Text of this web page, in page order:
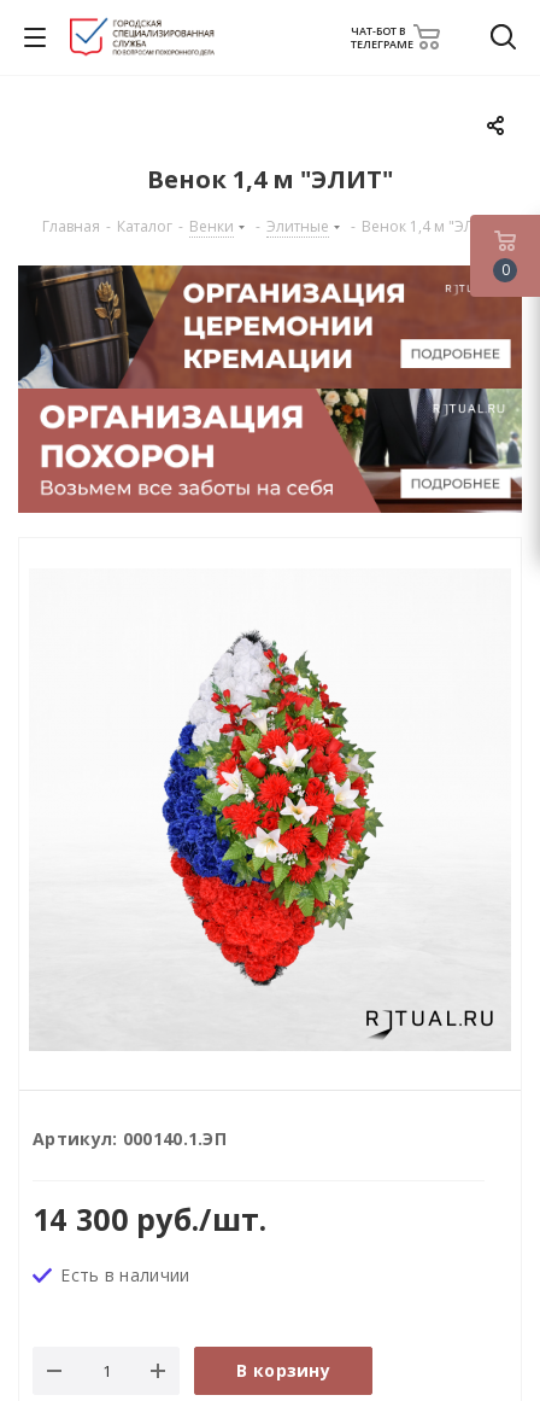
ЧАТ-БОТ В
ТЕЛЕГРАМЕ
Венок 1,4 м "ЭЛИТ"
Главная - Каталог - Венки - Элитные - Венок 1,4 м "ЭЛИТ"
Артикул: 000140.1.ЭП
14 300руб./шт.
Есть в наличии
В корзину
0